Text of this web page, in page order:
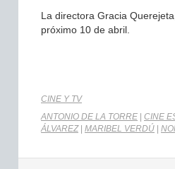
La directora Gracia
próximo 10 de abril.
CINE Y TV
ANTONIO DE LA TORRE
CINE
ÁLVAREZ| MARIBEL VERDÚ